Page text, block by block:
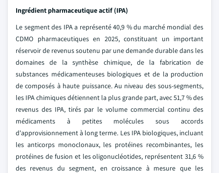
Ingrédient pharmaceutique actif (IPA)
Le segment des IPA a représenté 40,9 % du marché mondial des
CDMO pharmaceutiques en 2025, constituant un important
réservoir de revenus soutenu par une demande durable dans les
domaines de la synthèse chimique, de la fabrication de
substances médicamenteuses biologiques et de la production
de composés à haute puissance. Au niveau des sous-segments,
les IPA chimiques détiennent la plus grande part, avec 51,7 % des
revenus des IPA, tirés par le volume commercial continu des
médicaments à petites molécules sous accords
d'approvisionnement à long terme. Les IPA biologiques, incluant
les anticorps monoclonaux, les protéines recombinantes, les
protéines de fusion et les oligonucléotides, représentent 31,6 %
des revenus du segment, en croissance à mesure que les